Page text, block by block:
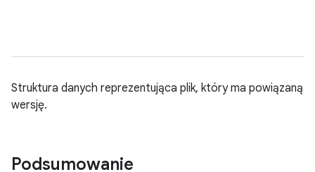
Struktura danych reprezentująca plik, który ma powiązaną
wersję.
Podsumowanie